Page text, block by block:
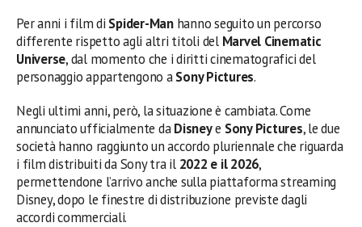
Per anni i film di Spider-Manhanno seguito un percorso
differente rispetto agli altri titoli del Marvel Cinematic
Universe, dal momento che i diritti cinematografici del
personaggio appartengono aSony Pictures.
Negli ultimi anni, però, la situazione è cambiata. Come
annunciato ufficialmente daDisneye Sony Pictures, le due
società hanno raggiunto un accordo pluriennale che riguarda
i film distribuiti da Sony tra il 2022 e il 2026,
permettendone l’arrivo anche sulla piattaforma streaming
Disney, dopo le finestre di distribuzione previste dagli
accordi commerciali.